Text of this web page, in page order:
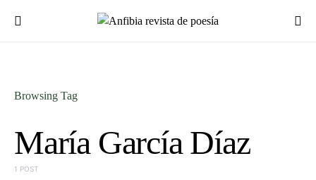
Browsing Tag
María García Díaz
1 POST